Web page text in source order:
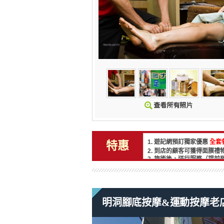
特惠 1. 遊記網預訂獨家優惠 全套
2. 到店的顧客可獲得面膜禮
3. 施術後，送行服務（提前
明洞腳底按摩&運動按摩老